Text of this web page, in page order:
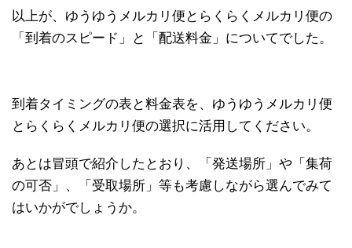
以上が、ゆうゆうメルカリ便とらくらくメルカリ便の
「到着のスピード」と「配送料金」についてでした。
到着タイミングの表と料金表を、ゆうゆうメルカリ便
とらくらくメルカリ便の選択に活用してください。
あとは冒頭で紹介したとおり、「発送場所」や「集荷
の可否」、「受取場所」等も考慮しながら選んでみて
はいかがでしょうか。